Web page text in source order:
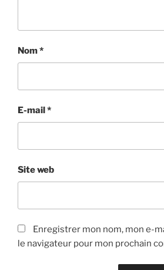
Nom*
E-mail*
Site web
Enregistrer mon nom, mon e-
le navigateur pour mon prochain